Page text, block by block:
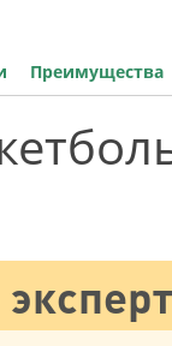
Преимущества